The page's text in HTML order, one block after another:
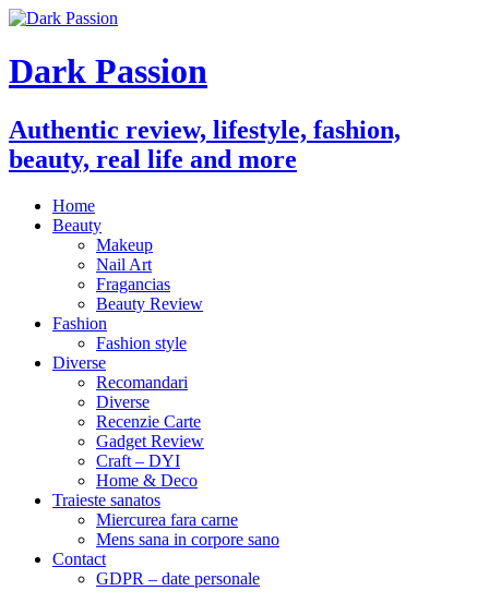
Dark Passion
Authentic review, lifestyle, fashion,
beauty, real life and more
Home
Beauty
Makeup
Nail Art
Fragancias
Beauty Review
Fashion
Fashion style
Diverse
Recomandari
Diverse
Recenzie Carte
Gadget Review
Craft – DYI
Home & Deco
Traieste sanatos
Miercurea fara carne
Mens sana in corpore sano
Contact
GDPR – date personale